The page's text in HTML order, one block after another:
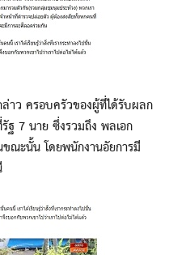
ครอบครัวของผู้ที่ได้รับผลก
ฐ 7 นาย ซึ่งรวมถึง พลเอก
ะนั้น โดยพนักงานอัยการมี